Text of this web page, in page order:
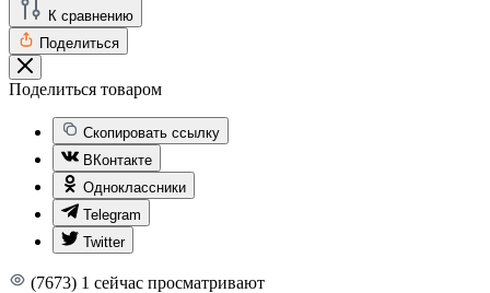
К сравнению
Поделиться
Поделиться товаром
Скопировать ссылку
ВКонтакте
Одноклассники
Telegram
Twitter
(7673) 1 сейчас просматривают